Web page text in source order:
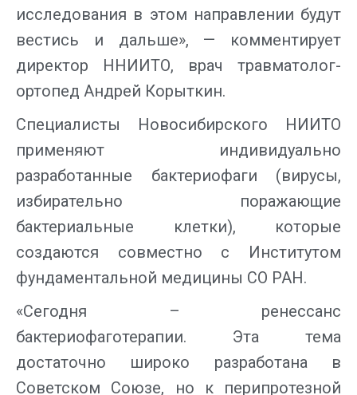
исследования в этом направлении будут
вестись и дальше», — комментирует
директор ННИИТО, врач травматолог-
ортопед Андрей Корыткин.
Специалисты Новосибирского НИИТО
применяют индивидуально
разработанные бактериофаги (вирусы,
избирательно поражающие
бактериальные клетки), которые
создаются совместно с Институтом
фундаментальной медицины СО РАН.
«Сегодня – ренессанс
бактериофаготерапии. Эта тема
достаточно широко разработана в
Советском Союзе, но к перипротезной